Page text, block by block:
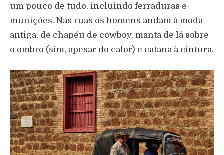
um pouco de tudo, incluindo ferraduras e
munições. Nas ruas os homens andam à moda
antiga, de chapéu de cowboy, manta de lá sobre
o ombro (sim, apesar do calor) e catana à cintura.